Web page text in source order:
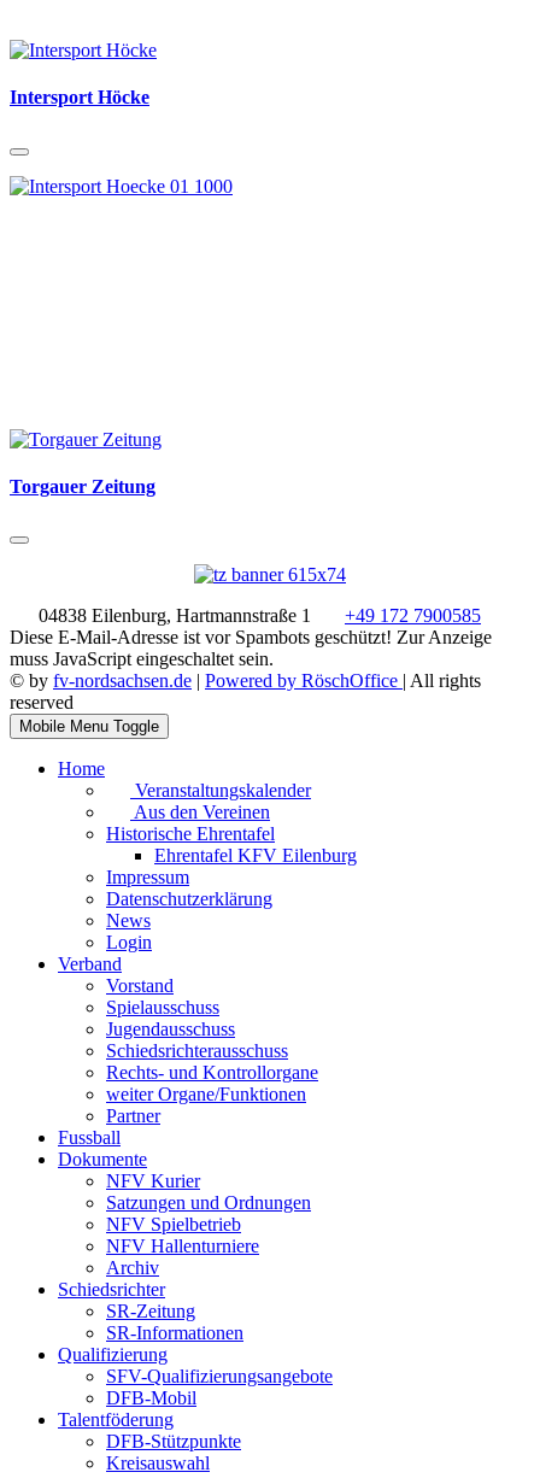
Intersport Höcke
Torgauer Zeitung
04838 Eilenburg, Hartmannstraße 1
+49 172 7900585
Diese E-Mail-Adresse ist vor Spambots geschützt! Zur Anzeige
muss JavaScript eingeschaltet sein.
© by fv-nordsachsen.de | Powered by RöschOffice | All rights
reserved
Mobile Menu Toggle
Home
Veranstaltungskalender
Aus den Vereinen
Historische Ehrentafel
Ehrentafel KFV Eilenburg
Impressum
Datenschutzerklärung
News
Login
Verband
Vorstand
Spielausschuss
Jugendausschuss
Schiedsrichterausschuss
Rechts- und Kontrollorgane
weiter Organe/Funktionen
Partner
Fussball
Dokumente
NFV Kurier
Satzungen und Ordnungen
NFV Spielbetrieb
NFV Hallenturniere
Archiv
Schiedsrichter
SR-Zeitung
SR-Informationen
Qualifizierung
SFV-Qualifizierungsangebote
DFB-Mobil
Talentföderung
DFB-Stützpunkte
Kreisauswahl